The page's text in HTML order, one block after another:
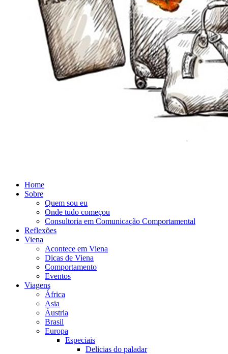
Home
Sobre
Quem sou eu
Onde tudo começou
Consultoria em Comunicação Comportamental
Reflexões
Viena
Acontece em Viena
Dicas de Viena
Comportamento
Eventos
Viagens
África
Asia
Áustria
Brasil
Europa
Especiais
Delicias do paladar